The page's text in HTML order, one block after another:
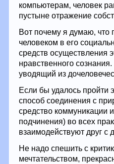
компьютерам, человек
пустыне отражение
Вот почему я думаю, что
человеком в его
средств осуществления
нравственного
уводящий из
Если бы удалось пройти
способ соединения с
средство коммуникации
подчинения) во всех
взаимодействуют друг с
Не надо спешить с
мечтательством,